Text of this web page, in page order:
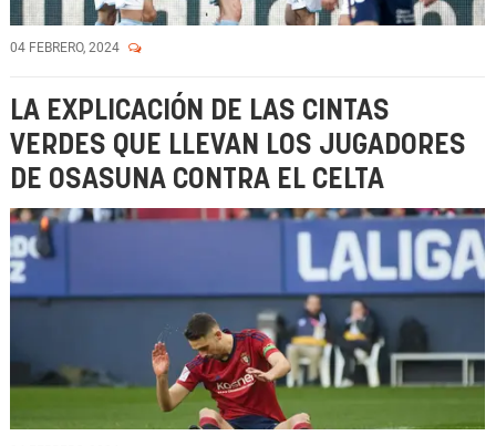
04 FEBRERO, 2024
LA EXPLICACIÓN DE LAS CINTAS
VERDES QUE LLEVAN LOS JUGADORES
DE OSASUNA CONTRA EL CELTA